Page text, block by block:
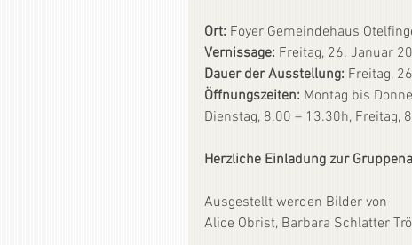
Ort: Foyer Gemeindehaus
Vernissage: Freitag, 26. Januar
Dauer der Ausstellung: Freitag,
Öffnungszeiten: Montag bis
Dienstag, 8.00 – 13.30h, Freitag,
Herzliche Einladung zur
Ausgestellt werden Bilder von
Alice Obrist, Barbara Schlatter